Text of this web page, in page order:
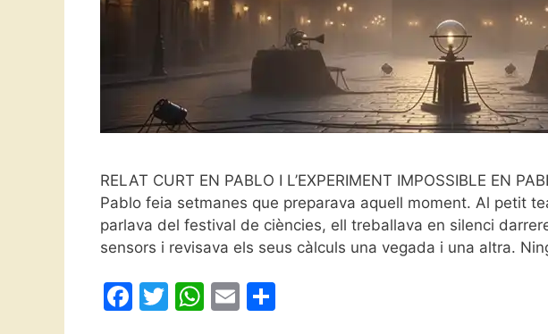
RELAT CURT EN PABLO I L’EXPERIMENT IMPOSSIBLE EN
Pablo feia setmanes que preparava aquell moment. Al petit
parlava del festival de ciències, ell treballava en silenci
sensors i revisava els seus càlculs una vegada i una altra.
F
T
W E